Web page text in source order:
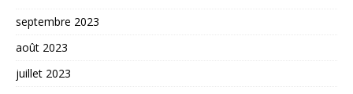
septembre 2023
août 2023
juillet 2023